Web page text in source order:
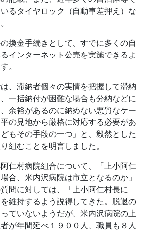
るタイヤロック（自動車差押え）な
換金手続きとして、すでに多くの自
インターネット公売を実施できるよ
。
、滞納者個々の実情を把握して滞納
一括納付が困難な場合も分納などに
余裕があるのに納めない悪質なケー
の見地から厳格に対応する必要があ
もその手段の一つ」と、毅然とした
組むことを明言しました。
仁村病院組合について、「上小阿仁
合、米内沢病院は市立となるのか」
問に対しては、「上小阿仁村長に
維持するよう説得してきた。脱退の
ていないようだが、米内沢病院の上
が年間延べ１９００人、職員も８人